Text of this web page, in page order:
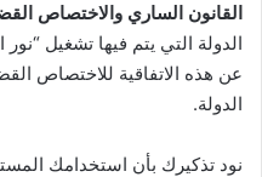
القانون الساري والاختصاص
الدولة التي يتم فيها تشغيل
عن هذه الاتفاقية للاختصاص
الدولة.
نود تذكيرك بأن استخدامك